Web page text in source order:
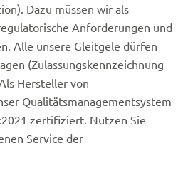
Dazu müssen wir als
Anforderungen und
Alle unsere Gleitgele dürfen
(Zulassungskennzeichnung
Hersteller von
Qualitätsmanagementsystem
zertifiziert. Nutzen Sie
Service der